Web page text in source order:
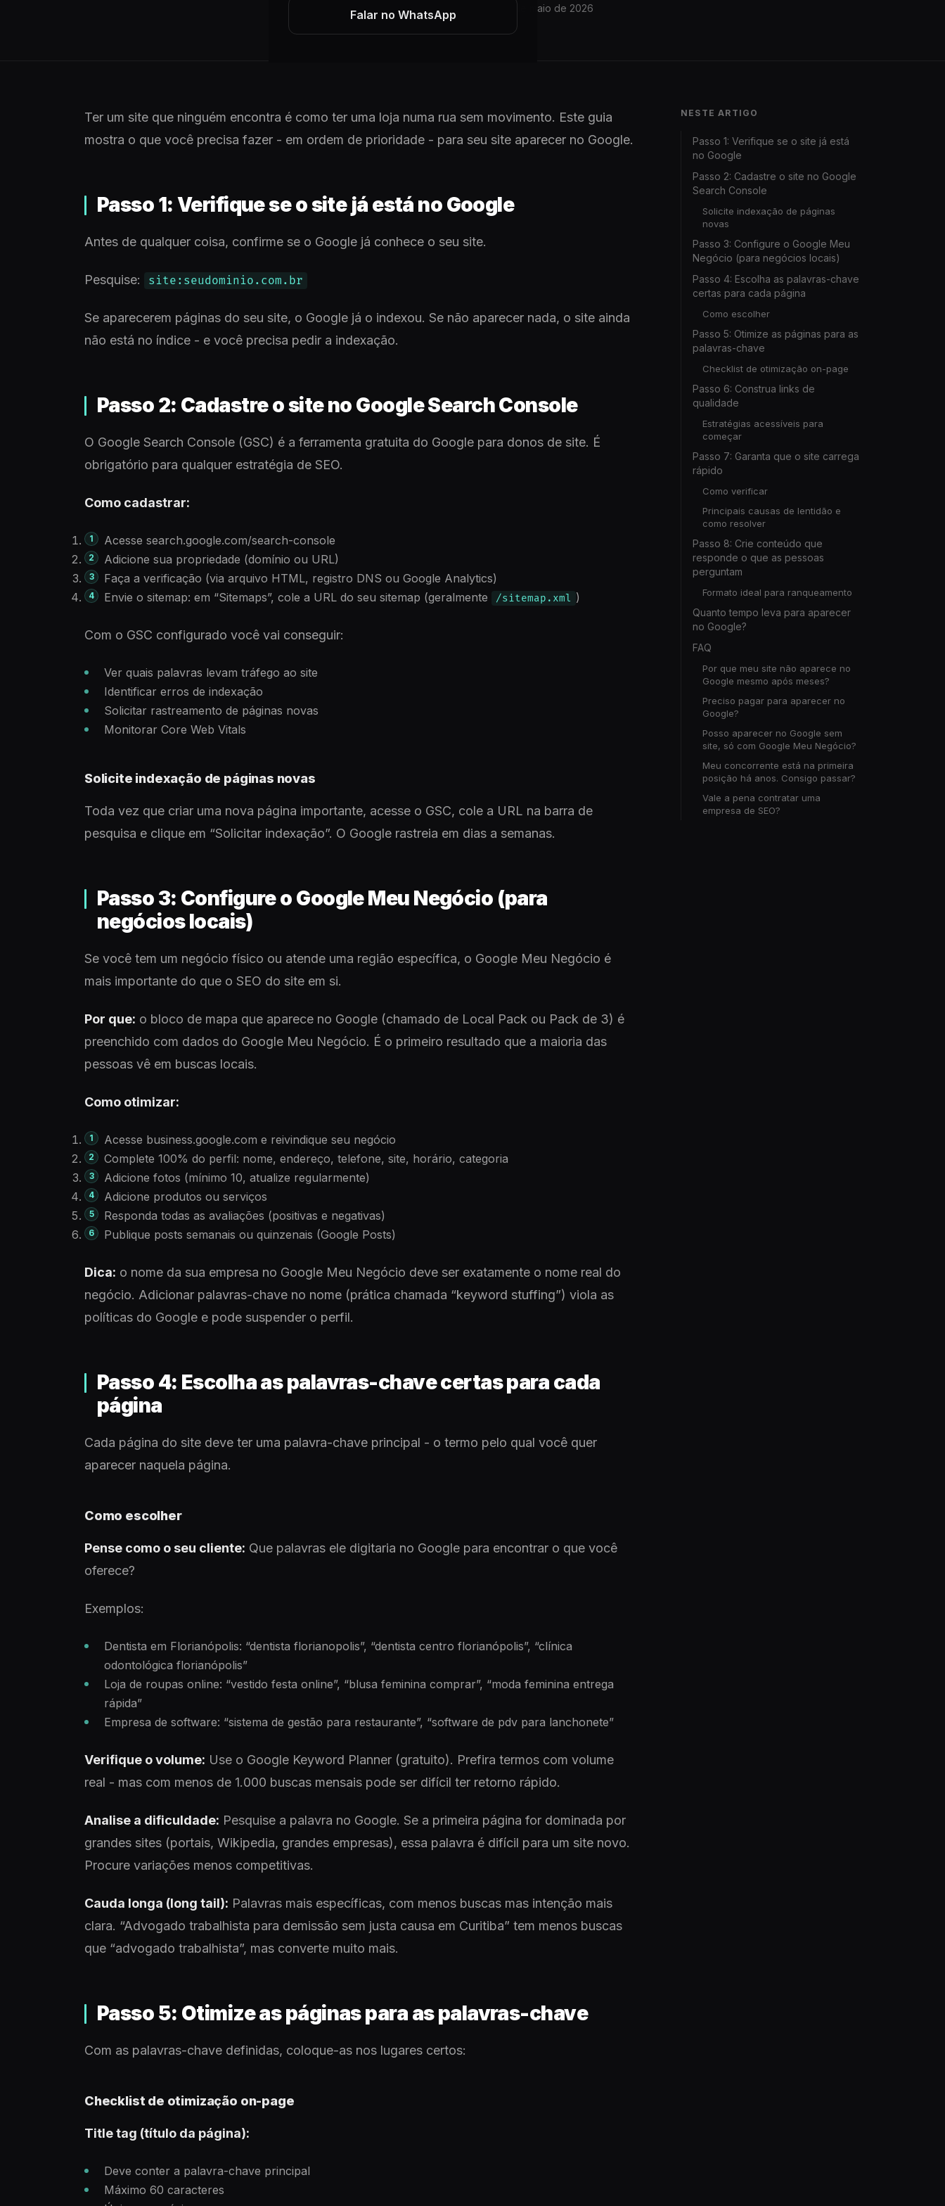
Falar no WhatsApp
ARTIGO 11 min de leitura 01 de maio de 2026
Ter um site que ninguém encontra é como ter uma loja numa rua sem movimento. Este guia
mostra o que você precisa fazer - em ordem de prioridade - para seu site aparecer no Google.
Passo 1: Verifique se o site já está no Google
Antes de qualquer coisa, confirme se o Google já conhece o seu site.
Pesquise: site:seudominio.com.br
Se aparecerem páginas do seu site, o Google já o indexou. Se não aparecer nada, o site ainda
não está no índice - e você precisa pedir a indexação.
Passo 2: Cadastre o site no Google Search Console
O Google Search Console (GSC) é a ferramenta gratuita do Google para donos de site. É
obrigatório para qualquer estratégia de SEO.
Como cadastrar:
Acesse search.google.com/search-console
Adicione sua propriedade (domínio ou URL)
Faça a verificação (via arquivo HTML, registro DNS ou Google Analytics)
Envie o sitemap: em “Sitemaps”, cole a URL do seu sitemap (geralmente
/sitemap.xml )
Com o GSC configurado você vai conseguir:
Ver quais palavras levam tráfego ao site
Identificar erros de indexação
Solicitar rastreamento de páginas novas
Monitorar Core Web Vitals
Solicite indexação de páginas novas
Toda vez que criar uma nova página importante, acesse o GSC, cole a URL na barra de
pesquisa e clique em “Solicitar indexação”. O Google rastreia em dias a semanas.
Passo 3: Configure o Google Meu Negócio (para
negócios locais)
Se você tem um negócio físico ou atende uma região específica, o Google Meu Negócio é
mais importante do que o SEO do site em si.
Por que: o bloco de mapa que aparece no Google (chamado de Local Pack ou Pack de 3) é
preenchido com dados do Google Meu Negócio. É o primeiro resultado que a maioria das
pessoas vê em buscas locais.
Como otimizar:
Acesse business.google.com e reivindique seu negócio
Complete 100% do perfil: nome, endereço, telefone, site, horário, categoria
Adicione fotos (mínimo 10, atualize regularmente)
Adicione produtos ou serviços
Responda todas as avaliações (positivas e negativas)
Publique posts semanais ou quinzenais (Google Posts)
Dica: o nome da sua empresa no Google Meu Negócio deve ser exatamente o nome real do
negócio. Adicionar palavras-chave no nome (prática chamada “keyword stuffing”) viola as
políticas do Google e pode suspender o perfil.
Passo 4: Escolha as palavras-chave certas para cada
página
Cada página do site deve ter uma palavra-chave principal - o termo pelo qual você quer
aparecer naquela página.
Como escolher
Pense como o seu cliente: Que palavras ele digitaria no Google para encontrar o que você
oferece?
Exemplos:
Dentista em Florianópolis: “dentista florianopolis”, “dentista centro florianópolis”, “clínica
odontológica florianópolis”
Loja de roupas online: “vestido festa online”, “blusa feminina comprar”, “moda feminina entrega
rápida”
Empresa de software: “sistema de gestão para restaurante”, “software de pdv para lanchonete”
Verifique o volume: Use o Google Keyword Planner (gratuito). Prefira termos com volume
real - mas com menos de 1.000 buscas mensais pode ser difícil ter retorno rápido.
Analise a dificuldade: Pesquise a palavra no Google. Se a primeira página for dominada por
grandes sites (portais, Wikipedia, grandes empresas), essa palavra é difícil para um site novo.
Procure variações menos competitivas.
Cauda longa (long tail): Palavras mais específicas, com menos buscas mas intenção mais
clara. “Advogado trabalhista para demissão sem justa causa em Curitiba” tem menos buscas
que “advogado trabalhista”, mas converte muito mais.
Passo 5: Otimize as páginas para as palavras-chave
Com as palavras-chave definidas, coloque-as nos lugares certos:
Checklist de otimização on-page
Title tag (título da página):
Deve conter a palavra-chave principal
Máximo 60 caracteres
NESTE ARTIGO
Passo 1: Verifique se o site já está
no Google
Passo 2: Cadastre o site no Google
Search Console
Solicite indexação de páginas
novas
Passo 3: Configure o Google Meu
Negócio (para negócios locais)
Passo 4: Escolha as palavras-chave
certas para cada página
Como escolher
Passo 5: Otimize as páginas para as
palavras-chave
Checklist de otimização on-page
Passo 6: Construa links de
qualidade
Estratégias acessíveis para
começar
Passo 7: Garanta que o site carrega
rápido
Como verificar
Principais causas de lentidão e
como resolver
Passo 8: Crie conteúdo que
responde o que as pessoas
perguntam
Formato ideal para ranqueamento
Quanto tempo leva para aparecer
no Google?
FAQ
Por que meu site não aparece no
Google mesmo após meses?
Preciso pagar para aparecer no
Google?
Posso aparecer no Google sem
site, só com Google Meu Negócio?
Meu concorrente está na primeira
posição há anos. Consigo passar?
Vale a pena contratar uma
empresa de SEO?